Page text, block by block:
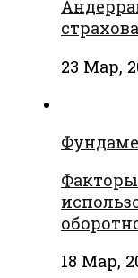
23 Мар,
18 Мар,